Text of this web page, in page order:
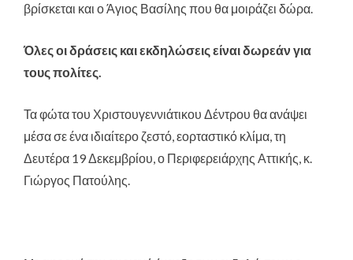
βρίσκεται και ο Άγιος Βασίλης που θα μοιράζει δώρα.
Όλες οι δράσεις και εκδηλώσεις είναι δωρεάν για
τους πολίτες.
Τα φώτα του Χριστουγεννιάτικου Δέντρου θα ανάψει
μέσα σε ένα ιδιαίτερο ζεστό, εορταστικό κλίμα, τη
Δευτέρα 19 Δεκεμβρίου, ο Περιφερειάρχης Αττικής, κ.
Γιώργος Πατούλης.